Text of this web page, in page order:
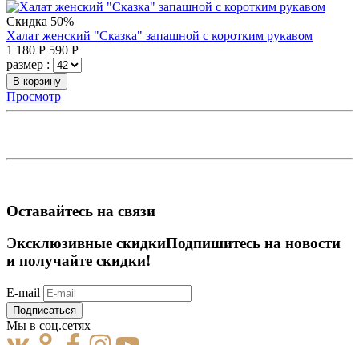
Скидка 50%
Халат женский "Сказка" запашной с коротким рукавом
1 180 Р 590 Р
размер :
В корзину
Просмотр
Оставайтесь на связи
Эксклюзивные скидкиПодпишитесь на новости
и получайте скидки!
E-mail
Подписаться
Мы в соц.сетях